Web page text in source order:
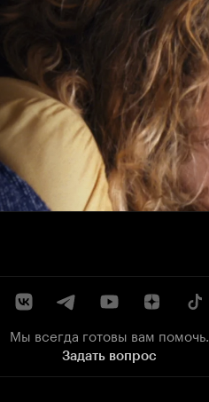
Мы всегда готовы вам помочь.
Задать вопрос